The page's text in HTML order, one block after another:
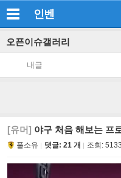
인벤
오픈이슈갤러리
내글
[유머] 야구 처음 해보는 프
풀소유 댓글: 21 개 조회: 5133